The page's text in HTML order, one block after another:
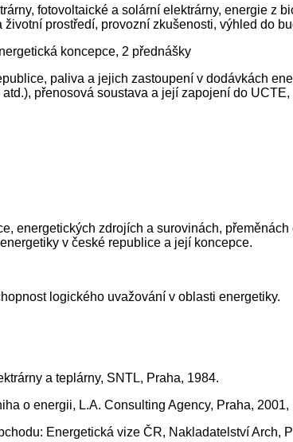
fotovoltaické a solární elektrárny, energie z
prostředí, provozní zkušenosti, výhled do
koncepce, 2 přednášky
paliva a jejich zastoupení v dodávkách
přenosová soustava a její zapojení do
energetických zdrojích a surovinách,
v české republice a její koncepce.
logického uvažování v oblasti energetiky.
a teplárny, SNTL, Praha, 1984.
o energii, L.A. Consulting Agency, Praha,
Energetická vize ČR, Nakladatelství Arch,